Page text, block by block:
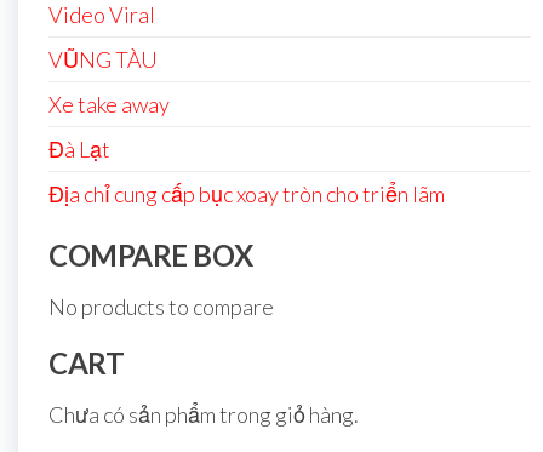
Video Viral
VŨNG TÀU
Xe take away
Đà Lạt
Địa chỉ cung cấp bục xoay tròn cho triển lãm
COMPARE BOX
No products to compare
CART
Chưa có sản phẩm trong giỏ hàng.